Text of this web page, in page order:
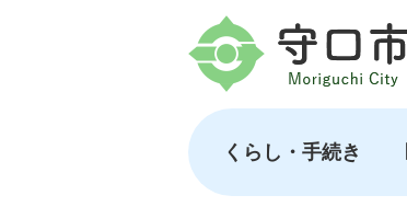
くらし・手続き